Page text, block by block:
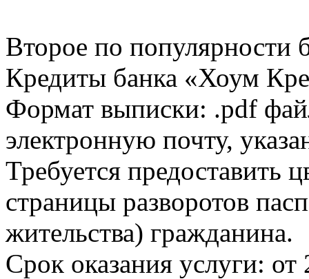
Второе по популярности
Кредиты банка «Хоум
Формат выписки: .pdf
электронную почту,
Требуется предоставить
страницы разворотов
жительства) гражданина.
Срок оказания услуги: от